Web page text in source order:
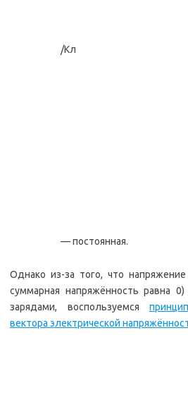
/Кл
— постоянная.
Однако из-за того, что
суммарная напряжённость равна
зарядами, воспользуемся
вектора электрической